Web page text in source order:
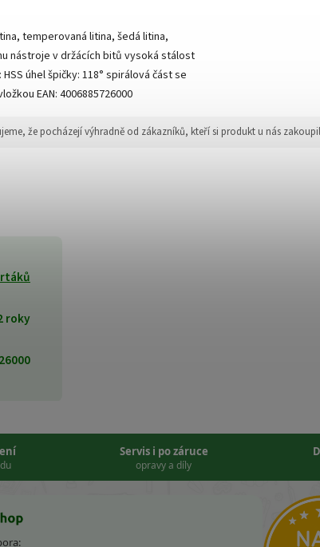
temperovaná litina, šedá litina,
nástroje v držácích bitů vysoká stálost
úhel špičky: 118° spirálová část se
EAN: 4006885726000
že pocházejí výhradně od zákazníků, kteří si produkt u nás
roky
Servis i po záruce
opravy a díly